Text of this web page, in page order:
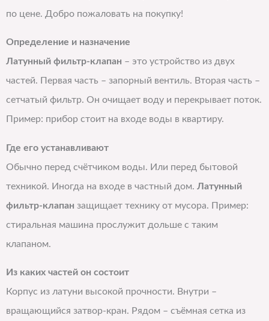
по цене. Добро пожаловать на покупку!
Определение и назначение
Латунный фильтр-клапан – это устройство из двух
частей. Первая часть – запорный вентиль. Вторая часть –
сетчатый фильтр. Он очищает воду и перекрывает поток.
Пример: прибор стоит на входе воды в квартиру.
Где его устанавливают
Обычно перед счётчиком воды. Или перед бытовой
техникой. Иногда на входе в частный дом. Латунный
фильтр-клапан защищает технику от мусора. Пример:
стиральная машина прослужит дольше с таким
клапаном.
Из каких частей он состоит
Корпус из латуни высокой прочности. Внутри –
вращающийся затвор-кран. Рядом – съёмная сетка из